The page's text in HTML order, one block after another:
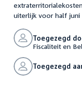
uiterlijk voor half juni
Toegezegd
Fiscaliteit en
Toegezegd